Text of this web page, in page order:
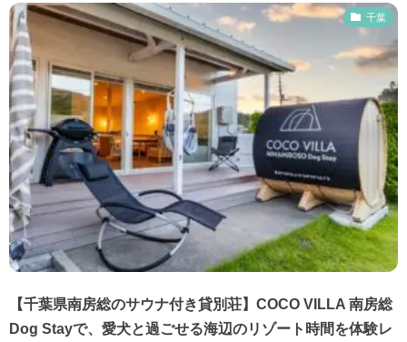
千葉
【千葉県南房総のサウナ付き貸別荘】COCO VILLA 南房総
Dog Stayで、愛犬と過ごせる海辺のリゾート時間を体験レ